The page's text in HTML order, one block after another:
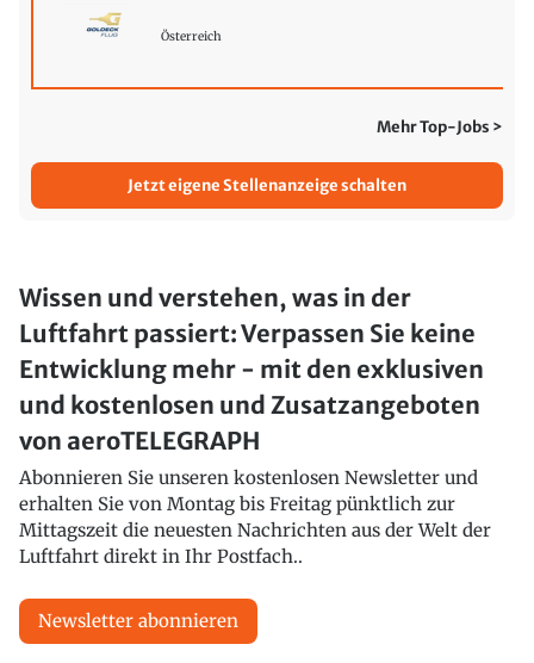
Österreich
Mehr Top-Jobs >
Jetzt eigene Stellenanzeige schalten
Wissen und verstehen, was in der
Luftfahrt passiert: Verpassen Sie keine
Entwicklung mehr - mit den exklusiven
und kostenlosen und Zusatzangeboten
von aeroTELEGRAPH
Abonnieren Sie unseren kostenlosen Newsletter und
erhalten Sie von Montag bis Freitag pünktlich zur
Mittagszeit die neuesten Nachrichten aus der Welt der
Luftfahrt direkt in Ihr Postfach..
Newsletter abonnieren